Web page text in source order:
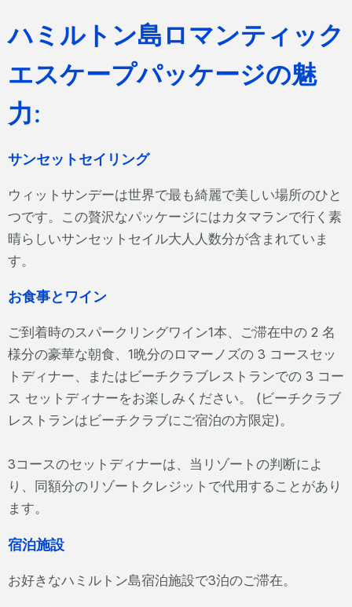
ハミルトン島ロマンティック
エスケープパッケージの魅
力:
サンセットセイリング
ウィットサンデーは世界で最も綺麗で美しい場所のひと
つです。この贅沢なパッケージにはカタマランで行く素
晴らしいサンセットセイル大人人数分が含まれていま
す。
お食事とワイン
ご到着時のスパークリングワイン1本、ご滞在中の 2 名
様分の豪華な朝食、1晩分のロマーノズの 3 コースセッ
トディナー、またはビーチクラブレストランでの 3 コー
ス セットディナーをお楽しみください。 (ビーチクラブ
レストランはビーチクラブにご宿泊の方限定)。
3コースのセットディナーは、当リゾートの判断によ
り、同額分のリゾートクレジットで代用することがあり
ます。
宿泊施設
お好きなハミルトン島宿泊施設で3泊のご滞在。